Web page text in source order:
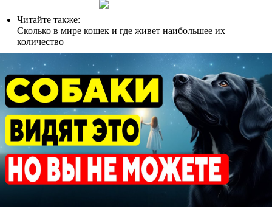
Читайте также:
Сколько в мире кошек и где живет наибольшее их
количество